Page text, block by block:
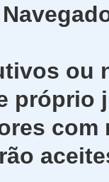
ou
próprio